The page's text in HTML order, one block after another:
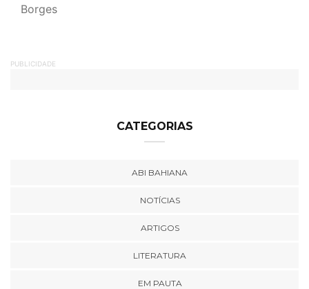
Borges
PUBLICIDADE
CATEGORIAS
ABI BAHIANA
NOTÍCIAS
ARTIGOS
LITERATURA
EM PAUTA